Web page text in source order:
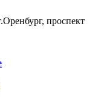
проспект